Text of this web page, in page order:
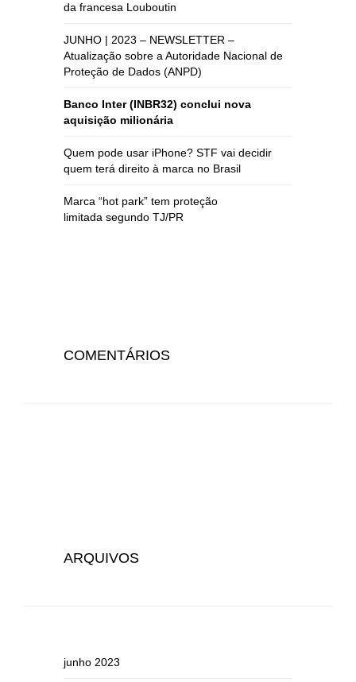
da francesa Louboutin
JUNHO | 2023 – NEWSLETTER –
Atualização sobre a Autoridade Nacional de
Proteção de Dados (ANPD)
Banco Inter (INBR32) conclui nova
aquisição milionária
Quem pode usar iPhone? STF vai decidir
quem terá direito à marca no Brasil
Marca “hot park” tem proteção
limitada segundo TJ/PR
COMENTÁRIOS
ARQUIVOS
junho 2023